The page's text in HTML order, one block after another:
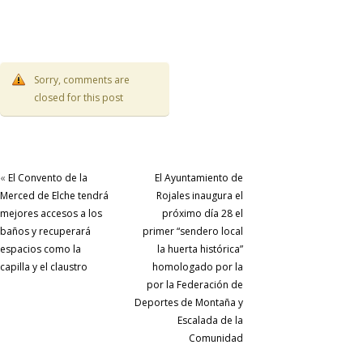
Sorry, comments are
closed for this post
« El Convento de la
Merced de Elche tendrá
mejores accesos a los
baños y recuperará
espacios como la
capilla y el claustro
El Ayuntamiento de
Rojales inaugura el
próximo día 28 el
primer “sendero local
la huerta histórica”
homologado por la
por la Federación de
Deportes de Montaña y
Escalada de la
Comunidad